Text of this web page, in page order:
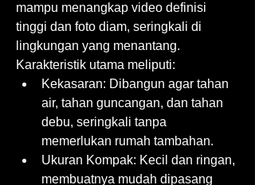
mampu menangkap video definisi
tinggi dan foto diam, seringkali di
lingkungan yang menantang.
Karakteristik utama meliputi:
Kekasaran: Dibangun agar tahan
air, tahan guncangan, dan tahan
debu, seringkali tanpa
memerlukan rumah tambahan.
Ukuran Kompak: Kecil dan ringan,
membuatnya mudah dipasang